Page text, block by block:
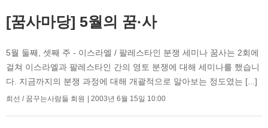
[꿈사마당] 5월의 꿈·사
5월 둘째, 셋째 주 - 이스라엘 / 팔레스타인 분쟁 세미나 꿈사는 2회에
걸쳐 이스라엘과 팔레스타인 간의 영토 분쟁에 대해 세미나를 했습니
다. 지금까지의 분쟁 과정에 대해 개괄적으로 알아보는 정도였는 [...]
희선 / 꿈꾸는사람들 회원 2003년 6월 15일 10:00